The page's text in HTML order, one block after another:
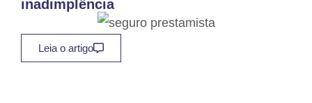
inadimplência
Leia o artigo